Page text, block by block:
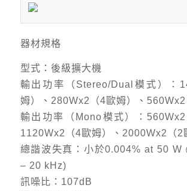
器材規格
型式：後級擴大機
輸出功率（Stereo/Dual模式）：
姆）、280Wx2（4歐姆）、560Wx2
輸出功率（Mono模式）：
1120Wx2（4歐姆）、2000Wx2（2
總諧波失真：小於0.004% at 50 W
– 20 kHz)
訊噪比：107dB